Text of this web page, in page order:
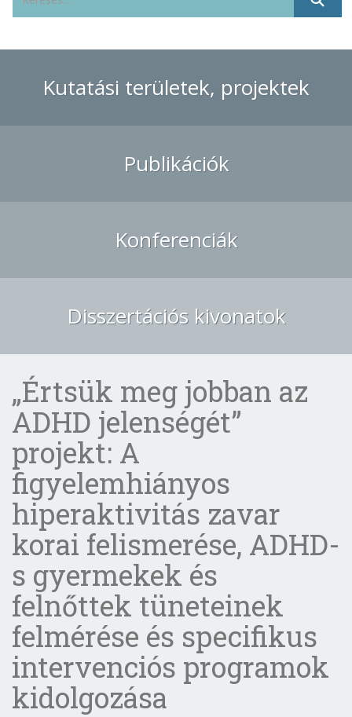
Kutatási területek, projektek
Publikációk
Konferenciák
Disszertációs kivonatok
„Értsük meg jobban az
ADHD jelenségét”
projekt: A
figyelemhiányos
hiperaktivitás zavar
korai felismerése, ADHD-
s gyermekek és
felnőttek tüneteinek
felmérése és specifikus
intervenciós programok
kidolgozása